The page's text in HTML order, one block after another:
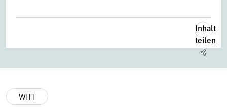
Inhalt
teilen
WIFI